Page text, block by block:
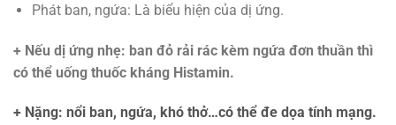
Phát ban, ngứa: Là biểu hiện của dị ứng.
+ Nếu dị ứng nhẹ: ban đỏ rải rác kèm ngứa đơn thuần thì
có thể uống thuốc kháng Histamin.
+ Nặng: nổi ban, ngứa, khó thở…có thể đe dọa tính mạng.